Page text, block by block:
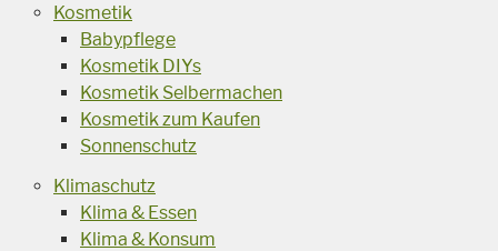
Kosmetik
Babypflege
Kosmetik DIYs
Kosmetik Selbermachen
Kosmetik zum Kaufen
Sonnenschutz
Klimaschutz
Klima & Essen
Klima & Konsum